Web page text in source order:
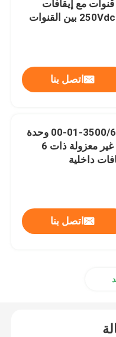
TC معزولة 6 قنوات مع إيقافات
اتصل بنا
بنتلي نيفادا 3500/61-01-00 وحدة
RTD/TC I/O غير معزولة ذات 6
داخلية
اتصل بنا